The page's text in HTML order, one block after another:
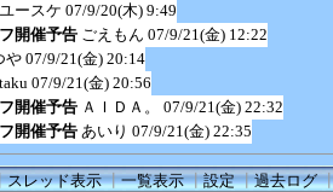
ユースケ 07/9/20(木) 9:49
開催予告 ごえもん 07/9/21(金) 12:22
や 07/9/21(金) 20:14
taku 07/9/21(金) 20:56
開催予告 ＡＩＤＡ。
07/9/21(金) 22:32
開催予告 あいり 07/9/21(金) 22:35
スレッド表示┃一覧表示┃設定┃過去ログ